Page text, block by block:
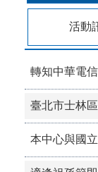
活動